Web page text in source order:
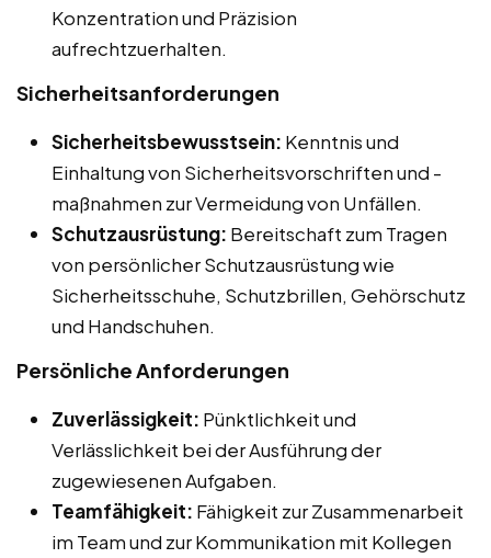
Konzentration und Präzision
aufrechtzuerhalten.
Sicherheitsanforderungen
Sicherheitsbewusstsein: Kenntnis und
Einhaltung von Sicherheitsvorschriften und -
maßnahmen zur Vermeidung von Unfällen.
Schutzausrüstung: Bereitschaft zum Tragen
von persönlicher Schutzausrüstung wie
Sicherheitsschuhe, Schutzbrillen, Gehörschutz
und Handschuhen.
Persönliche Anforderungen
Zuverlässigkeit: Pünktlichkeit und
Verlässlichkeit bei der Ausführung der
zugewiesenen Aufgaben.
Teamfähigkeit: Fähigkeit zur Zusammenarbeit
im Team und zur Kommunikation mit Kollegen